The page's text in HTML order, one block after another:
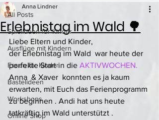
All Posts
Spielideen für Kinder
Ausflüge mit Kindern
Essen für Kinder
Bastelideen
Workshops
Online Shop
Erlebnistag im Wald 🌳
Anna Lindner
Liebe Eltern und Kinder,
der Erlebnistag im Wald  war heute der
perfekte Start in die AKTIVWOCHEN.
Anna  & Xaver  konnten es ja kaum
erwarten, mit Euch das Ferienprogramm
zu beginnen . Andi hat uns heute
tatkräftig im Wald unterstützt .